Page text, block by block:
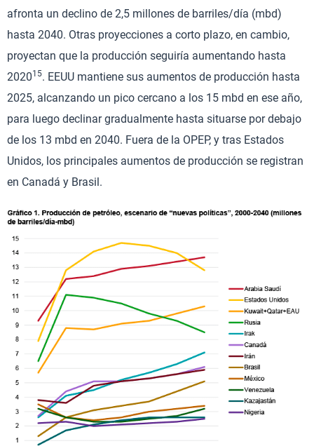
afronta un declino de 2,5 millones de barriles/día (mbd)
hasta 2040. Otras proyecciones a corto plazo, en cambio,
proyectan que la producción seguiría aumentando hasta
202015. EEUU mantiene sus aumentos de producción hasta
2025, alcanzando un pico cercano a los 15 mbd en ese año,
para luego declinar gradualmente hasta situarse por debajo
de los 13 mbd en 2040. Fuera de la OPEP, y tras Estados
Unidos, los principales aumentos de producción se registran
en Canadá y Brasil.